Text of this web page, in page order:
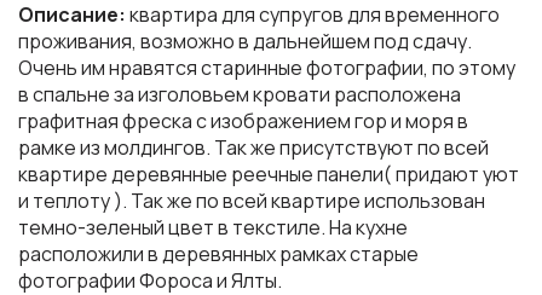
Описание: квартира для супругов для временного
проживания, возможно в дальнейшем под сдачу.
Очень им нравятся старинные фотографии, по этому
в спальне за изголовьем кровати расположена
графитная фреска с изображением гор и моря в
рамке из молдингов. Так же присутствуют по всей
квартире деревянные реечные панели( придают уют
и теплоту ). Так же по всей квартире использован
темно-зеленый цвет в текстиле. На кухне
расположили в деревянных рамках старые
фотографии Фороса и Ялты.